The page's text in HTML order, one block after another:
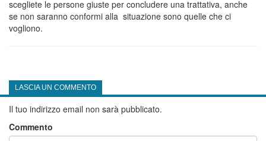
scegliete le persone giuste per concludere una trattativa, anche
se non saranno conformi alla situazione sono quelle che ci
vogliono.
LASCIA UN COMMENTO
Il tuo indirizzo email non sarà pubblicato.
Commento